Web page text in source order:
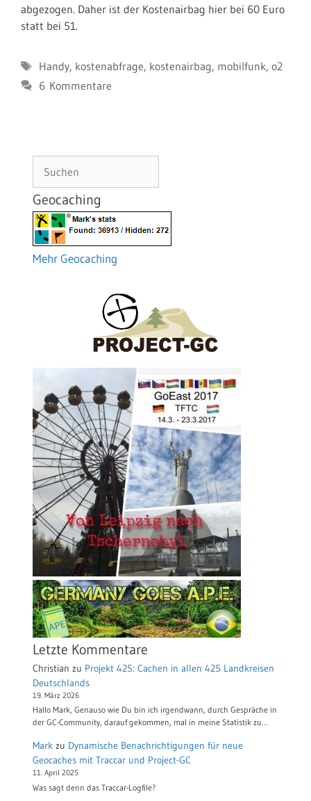
abgezogen. Daher ist der Kostenairbag hier bei 60 Euro
statt bei 51.
Schlagwörter
Handy, kostenabfrage, kostenairbag, mobilfunk, o2
6 Kommentare
Geocaching
Mehr Geocaching
Letzte Kommentare
Christian zu Projekt 425: Cachen in allen 425 Landkreisen
Deutschlands
19. März 2026
Hallo Mark, Genauso wie Du bin ich irgendwann, durch Gespräche in
der GC-Community, darauf gekommen, mal in meine Statistik zu…
Mark zu Dynamische Benachrichtigungen für neue
Geocaches mit Traccar und Project-GC
11. April 2025
Was sagt denn das Traccar-Logfile?